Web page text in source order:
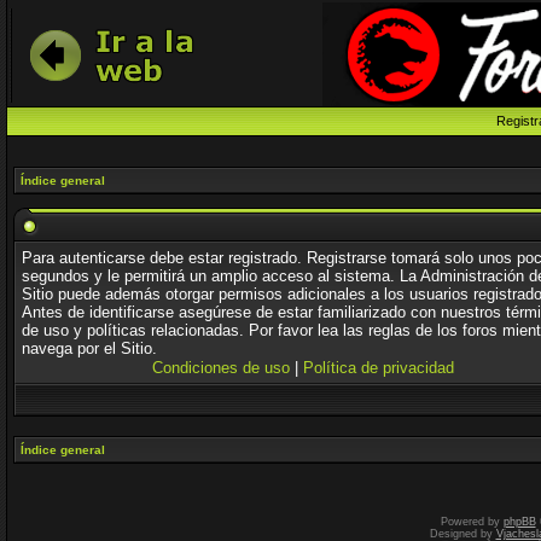
Índice general
Para autenticarse debe estar registrado. Registrarse tomará solo unos
segundos y le permitirá un amplio acceso al sistema. La Administración
Sitio puede además otorgar permisos adicionales a los usuarios
Antes de identificarse asegúrese de estar familiarizado con nuestros
de uso y políticas relacionadas. Por favor lea las reglas de los foros
navega por el Sitio.
Condiciones de uso
Política de privacidad
Índice general
Powered by phpBB
Designed by